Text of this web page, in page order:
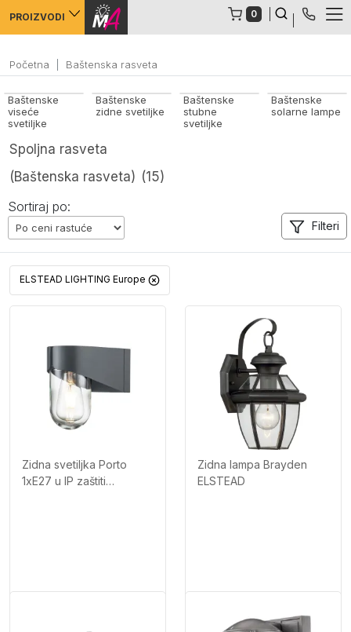
Error: Language not set, please first set language
PROIZVODI 0
Početna Baštenska rasveta
Baštenske
viseće
svetiljke
Baštenske
zidne svetiljke
Baštenske
stubne
svetiljke
Baštenske
solarne lampe
Spoljna rasveta
(Baštenska rasveta) (15)
Filteri
Sortiraj po:
ELSTEAD LIGHTING Europe
Zidna svetiljka Porto
1xE27 u IP zaštiti
Zidna lampa Brayden
ELSTEAD